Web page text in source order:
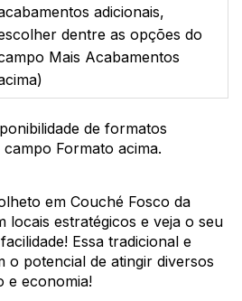
adicionais,
dentre as opções do
Mais Acabamentos
de formatos
Formato acima.
em Couché Fosco da
locais estratégicos e veja o seu
Essa tradicional e
o potencial de atingir diversos
e economia!